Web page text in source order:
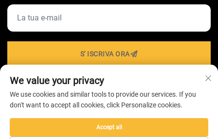
S' ISCRIVA ORA
Diritti d'autore © 2026 di ZHONGSHAN HAIROLUX
We value your privacy
We use cookies and similar tools to provide our services. If you
don't want to accept all cookies, click Personalize cookies.
Accept all